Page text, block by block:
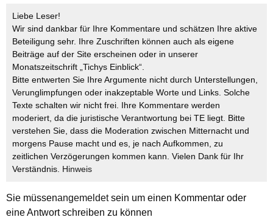
Liebe Leser!
Wir sind dankbar für Ihre Kommentare und schätzen Ihre aktive
Beteiligung sehr. Ihre Zuschriften können auch als eigene
Beiträge auf der Site erscheinen oder in unserer
Monatszeitschrift „Tichys Einblick“.
Bitte entwerten Sie Ihre Argumente nicht durch Unterstellungen,
Verunglimpfungen oder inakzeptable Worte und Links. Solche
Texte schalten wir nicht frei. Ihre Kommentare werden
moderiert, da die juristische Verantwortung bei TE liegt. Bitte
verstehen Sie, dass die Moderation zwischen Mitternacht und
morgens Pause macht und es, je nach Aufkommen, zu
zeitlichen Verzögerungen kommen kann. Vielen Dank für Ihr
Verständnis. Hinweis
Sie müssenangemeldetsein um einen Kommentar oder
eine Antwort schreiben zu können